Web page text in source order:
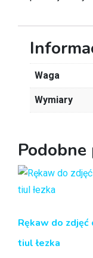
Waga
Wymiary
Rękaw do zdjęć
tiul łezka